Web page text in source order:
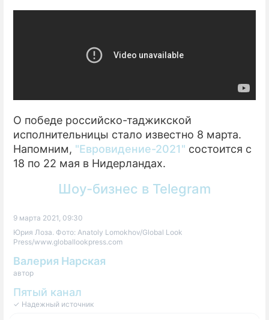
О победе российско-таджикской
исполнительницы стало известно 8 марта.
Напомним, "Евровидение-2021" состоится с
18 по 22 мая в Нидерландах.
Шоу-бизнес в Telegram
9 марта 2021, 09:30
Юрия Лоза. Фото: Anatoly Lomokhov/Global Look
Press/www.globallookpress.com
Валерия Нарская
автор
Пятый канал
✓ Надежный источник